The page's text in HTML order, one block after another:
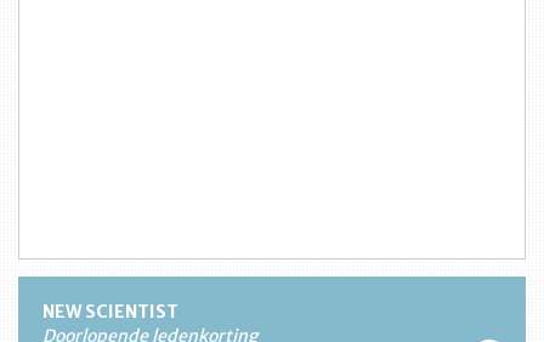
NEW SCIENTIST
Doorlopende ledenkorting